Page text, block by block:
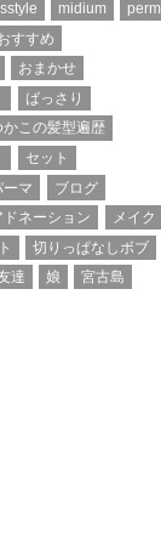
midium
perm
すすめ
おまかせ
ばっさり
かこの髪型遍歴
セット
ーマ
ブログ
ドネーション
メイク
切りっぱなしボブ
達 娘
宮古島